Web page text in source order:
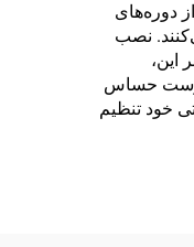
دوره‌های
نصب
این،
پوست حساس
خود تنظیم